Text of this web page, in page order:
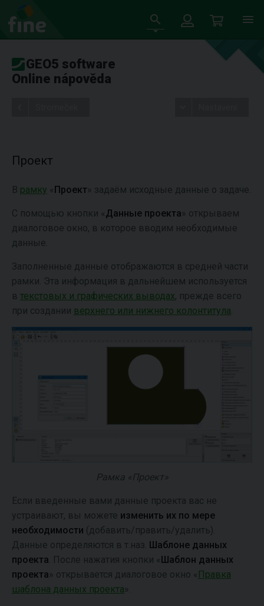
GEO5 software
Online nápověda
Проект
В рамку « Проект » задаём исходные данные о задаче.
С помощью кнопки « Данные проекта » открываем
диалоговое окно, в которое вводим необходимые
данные.
Заполненные данные отображаются в средней части
рамки. Эта информация в дальнейшем используется
в текстовых и графических выводах, прежде всего
при создании верхнего или нижнего колонтитула
Рамка «Проект»
Если введенные вами данные проекта вас не
устраивают, вы можете изменить их по мере
необходимости (добавить/править/удалить).
Данные определяются в т.наз. Шаблоне данных
проекта . После нажатия кнопки « Шаблон данных
проекта » открывается диалоговое окно « Правка
шаблона данных проекта ».